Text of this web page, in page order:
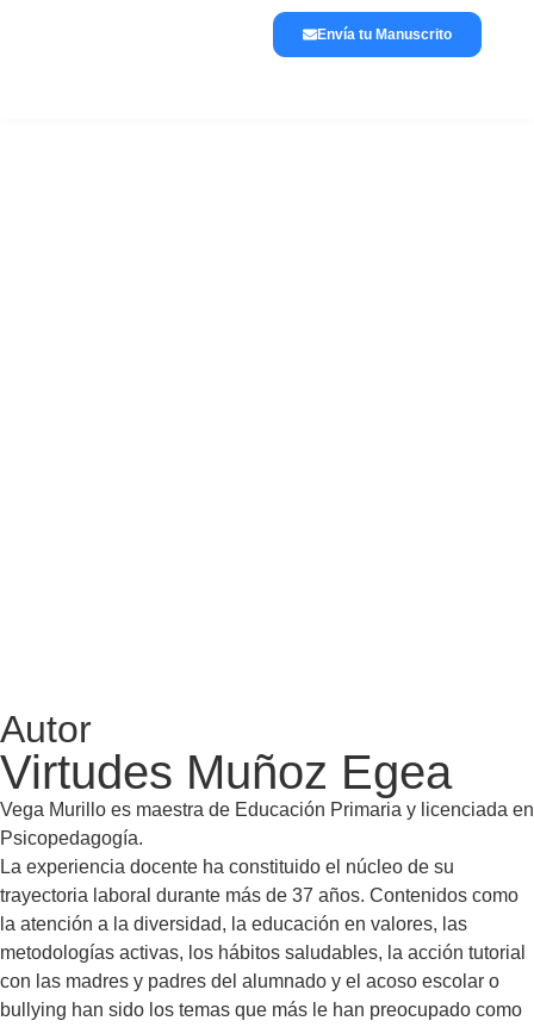
Envía tu Manuscrito
Autor
Virtudes Muñoz Egea
Vega Murillo es maestra de Educación Primaria y licenciada en
Psicopedagogía.
La experiencia docente ha constituido el núcleo de su
trayectoria laboral durante más de 37 años. Contenidos como
la atención a la diversidad, la educación en valores, las
metodologías activas, los hábitos saludables, la acción tutorial
con las madres y padres del alumnado y el acoso escolar o
bullying han sido los temas que más le han preocupado como